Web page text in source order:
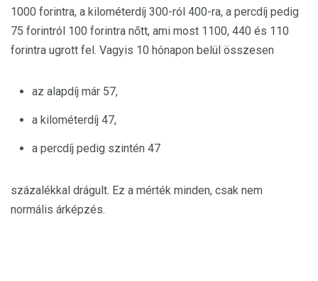
1000 forintra, a kilométerdíj 300-ról 400-ra, a percdíj pedig
75 forintról 100 forintra nőtt, ami most 1100, 440 és 110
forintra ugrott fel. Vagyis 10 hónapon belül összesen
az alapdíj már 57,
a kilométerdíj 47,
a percdíj pedig szintén 47
százalékkal drágult. Ez a mérték minden, csak nem
normális árképzés.